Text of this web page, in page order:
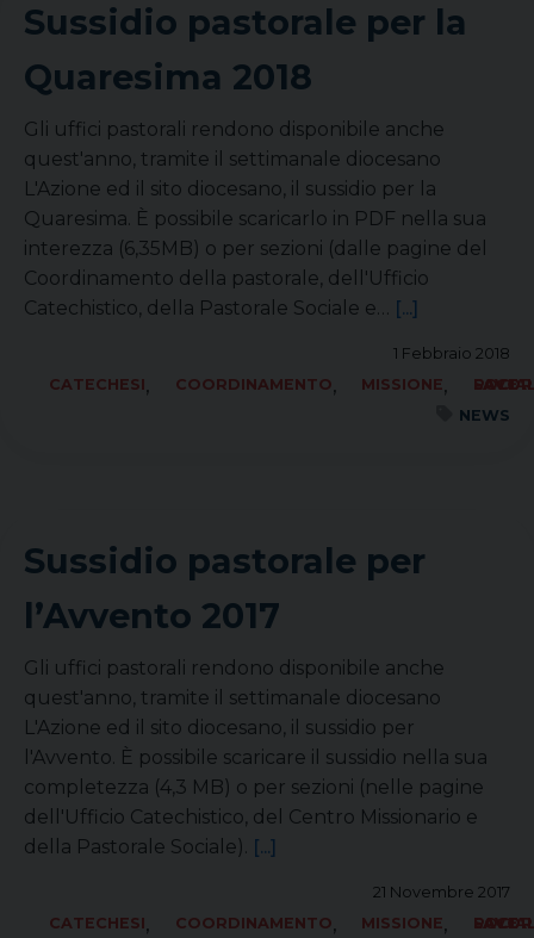
Sussidio pastorale per la
Quaresima 2018
Gli uffici pastorali rendono disponibile anche
quest'anno, tramite il settimanale diocesano
L'Azione ed il sito diocesano, il sussidio per la
Quaresima. È possibile scaricarlo in PDF nella sua
interezza (6,35MB) o per sezioni (dalle pagine del
Coordinamento della pastorale, dell'Ufficio
Catechistico, della Pastorale Sociale e… [...]
1 Febbraio 2018
CATECHESI, COORDINAMENTO, MISSIONE,
SOCIALE LAVORO PACE
NEWS
Sussidio pastorale per
l’Avvento 2017
Gli uffici pastorali rendono disponibile anche
quest'anno, tramite il settimanale diocesano
L'Azione ed il sito diocesano, il sussidio per
l'Avvento. È possibile scaricare il sussidio nella sua
completezza (4,3 MB) o per sezioni (nelle pagine
dell'Ufficio Catechistico, del Centro Missionario e
della Pastorale Sociale). [...]
21 Novembre 2017
CATECHESI, COORDINAMENTO, MISSIONE,
SOCIALE LAVORO PACE